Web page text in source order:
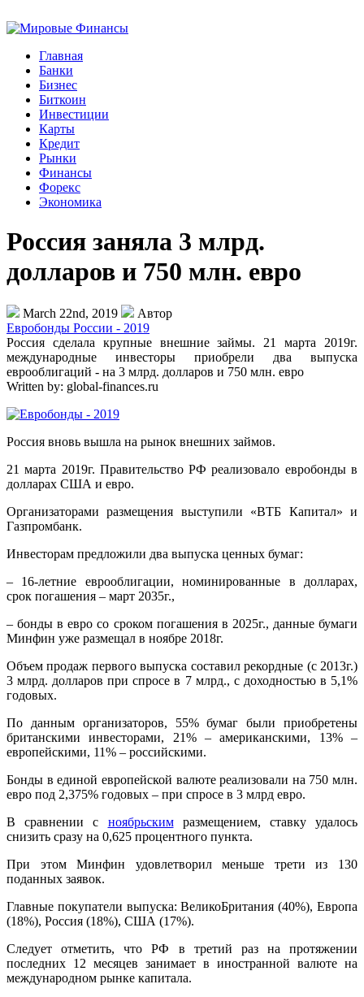
Главная
Банки
Бизнес
Биткоин
Инвестиции
Карты
Кредит
Рынки
Финансы
Форекс
Экономика
Россия заняла 3 млрд.
долларов и 750 млн. евро
March 22nd, 2019
Автор
Евробонды России - 2019
Россия сделала крупные внешние займы. 21 марта 2019г.
международные инвесторы приобрели два выпуска
еврооблигаций - на 3 млрд. долларов и 750 млн. евро
Written by: global-finances.ru
Россия вновь вышла на рынок внешних займов.
21 марта 2019г. Правительство РФ реализовало евробонды в
долларах США и евро.
Организаторами размещения выступили «ВТБ Капитал» и
Газпромбанк.
Инвесторам предложили два выпуска ценных бумаг:
– 16-летние еврооблигации, номинированные в долларах,
срок погашения – март 2035г.,
– бонды в евро со сроком погашения в 2025г., данные бумаги
Минфин уже размещал в ноябре 2018г.
Объем продаж первого выпуска составил рекордные (с 2013г.)
3 млрд. долларов при спросе в 7 млрд., с доходностью в 5,1%
годовых.
По данным организаторов, 55% бумаг были приобретены
британскими инвесторами, 21% – американскими, 13% –
европейскими, 11% – российскими.
Бонды в единой европейской валюте реализовали на 750 млн.
евро под 2,375% годовых – при спросе в 3 млрд евро.
В сравнении с ноябрьскимразмещением, ставку удалось
снизить сразу на 0,625 процентного пункта.
При этом Минфин удовлетворил меньше трети из 130
поданных заявок.
Главные покупатели выпуска: ВеликоБритания (40%), Европа
(18%), Россия (18%), США (17%).
Следует отметить, что РФ в третий раз на протяжении
последних 12 месяцев занимает в иностранной валюте на
международном рынке капитала.